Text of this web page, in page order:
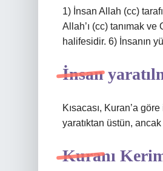
1) İnsan Allah (cc)
Allah’ı (cc) tanımak
halifesidir. 6) İnsanın
İnsan
Kısacası, Kuran’a
yaratıktan üstün,
Kuranı